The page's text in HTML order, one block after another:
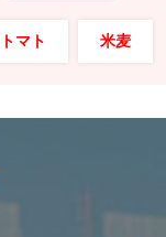
トマト 米麦